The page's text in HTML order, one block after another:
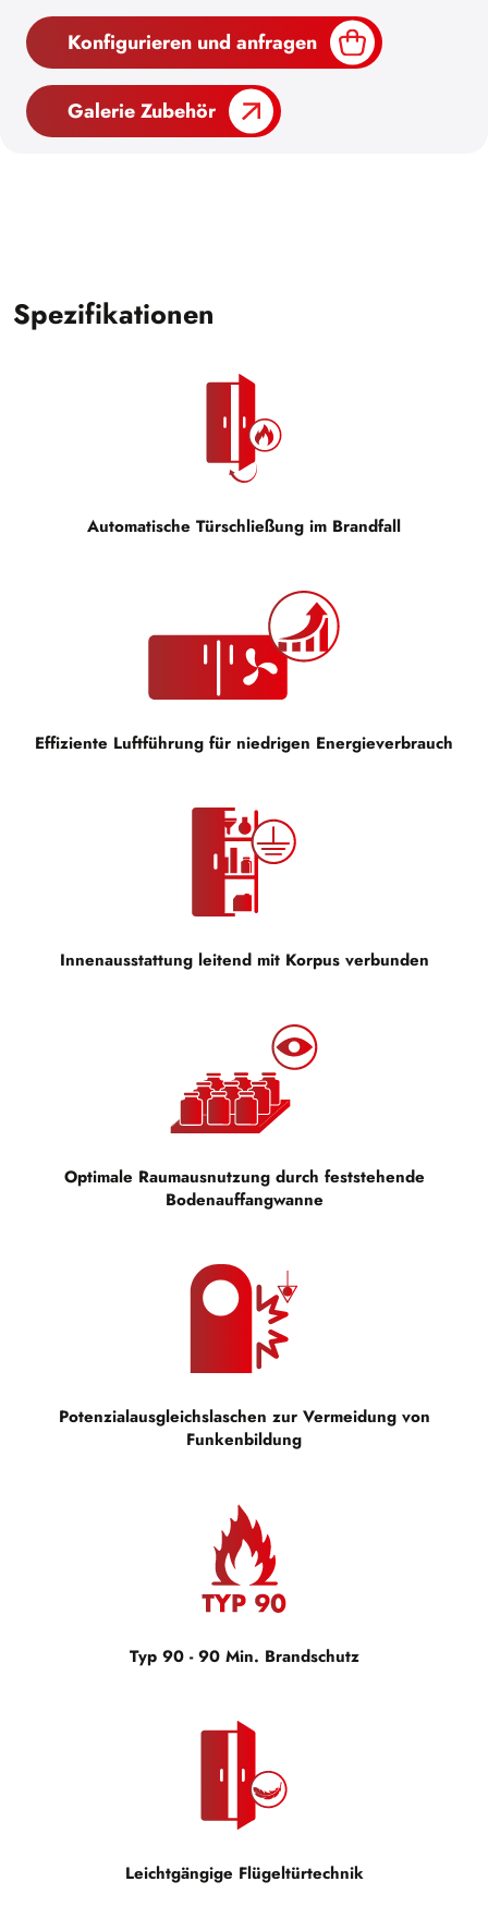
Konfigurieren und anfragen
Galerie Zubehör
Spezifikationen
Automatische Türschließung im Brandfall
Effiziente Luftführung für niedrigen Energieverbrauch
Innenausstattung leitend mit Korpus verbunden
Optimale Raumausnutzung durch feststehende
Bodenauffangwanne
Potenzialausgleichslaschen zur Vermeidung von
Funkenbildung
Typ 90 - 90 Min. Brandschutz
Leichtgängige Flügeltürtechnik